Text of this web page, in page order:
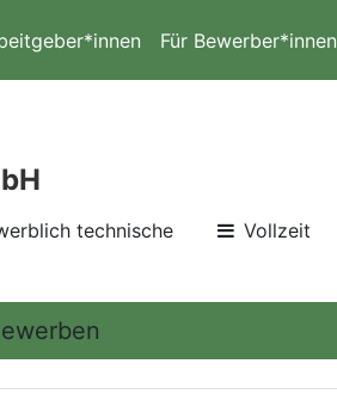
Für Bewerber*innen
technische
Vollzeit